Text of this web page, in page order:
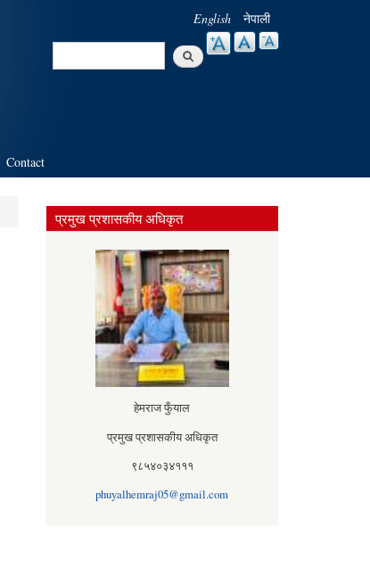
English नेपाली
Search
Contact
प्रमुख प्रशासकीय अधिकृत
हेमराज फुँयाल
प्रमुख प्रशासकीय अधिकृत
९८५४०३४१११
phuyalhemraj05@gmail.com